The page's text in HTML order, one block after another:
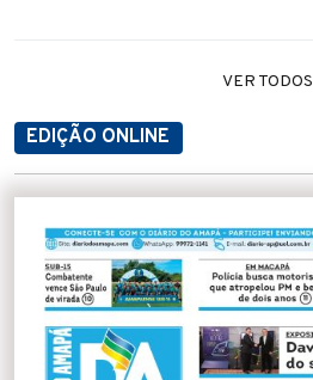
VER TODOS
EDIÇÃO ONLINE